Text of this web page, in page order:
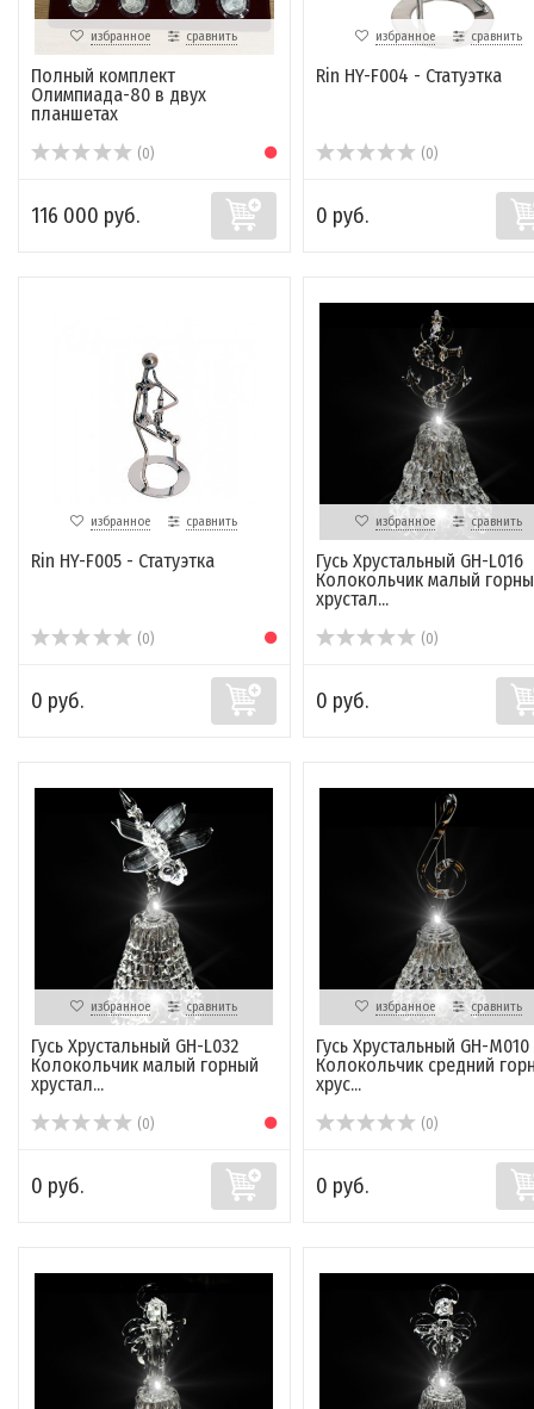
избранное сравнить
Полный комплект
Олимпиада-80 в двух
планшетах
(0)
116 000 руб.
избранное сравнить
Rin HY-F004 - Статуэтка
(0)
0 руб.
избранное сравнить
Rin HY-F005 - Статуэтка
(0)
0 руб.
избранное сравнить
Гусь Хрустальный GH-L016
Колокольчик малый
хрустал...
(0)
0 руб.
избранное сравнить
Гусь Хрустальный GH-L032
Колокольчик малый горный
хрустал...
(0)
0 руб.
избранное сравнить
Гусь Хрустальный GH-M010
Колокольчик средний
хрус...
(0)
0 руб.